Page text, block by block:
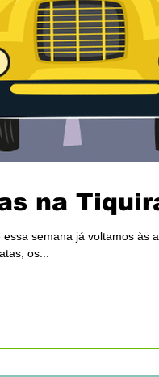
na
semana já voltamos às
os...